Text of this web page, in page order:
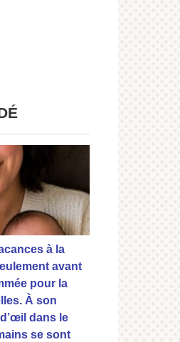
à la
avant
pour la
À son
dans le
se sont